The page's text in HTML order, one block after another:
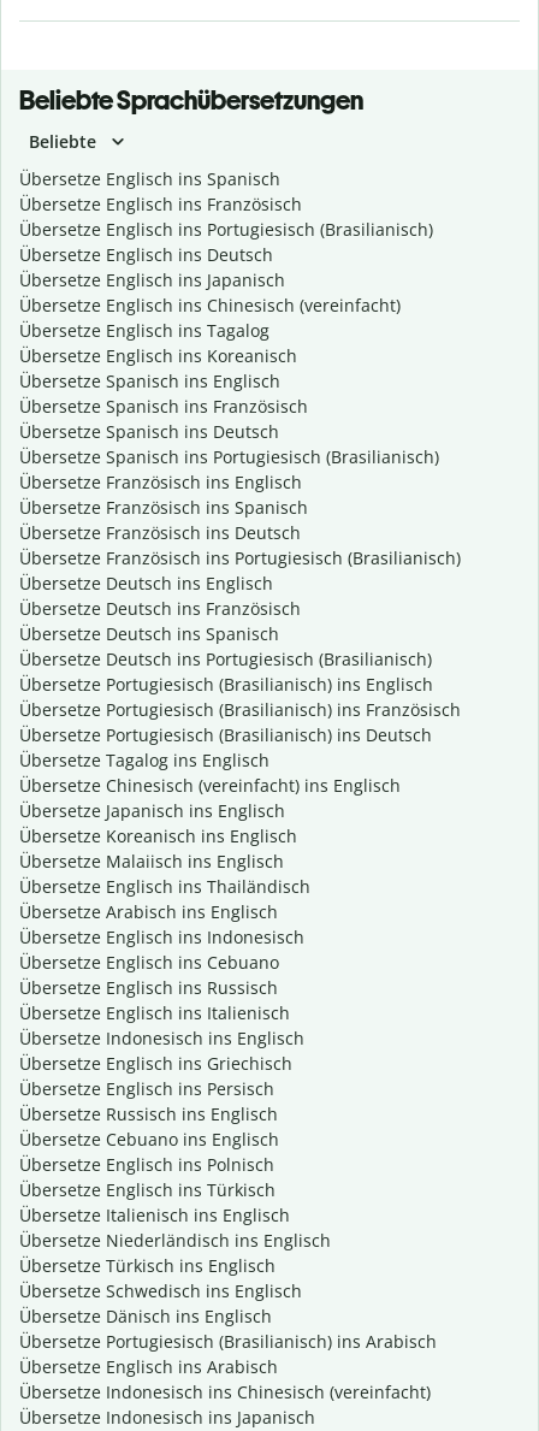
Beliebte Sprachübersetzungen
Beliebte
Übersetze Englisch ins Spanisch
Übersetze Englisch ins Französisch
Übersetze Englisch ins Portugiesisch (Brasilianisch)
Übersetze Englisch ins Deutsch
Übersetze Englisch ins Japanisch
Übersetze Englisch ins Chinesisch (vereinfacht)
Übersetze Englisch ins Tagalog
Übersetze Englisch ins Koreanisch
Übersetze Spanisch ins Englisch
Übersetze Spanisch ins Französisch
Übersetze Spanisch ins Deutsch
Übersetze Spanisch ins Portugiesisch (Brasilianisch)
Übersetze Französisch ins Englisch
Übersetze Französisch ins Spanisch
Übersetze Französisch ins Deutsch
Übersetze Französisch ins Portugiesisch (Brasilianisch)
Übersetze Deutsch ins Englisch
Übersetze Deutsch ins Französisch
Übersetze Deutsch ins Spanisch
Übersetze Deutsch ins Portugiesisch (Brasilianisch)
Übersetze Portugiesisch (Brasilianisch) ins Englisch
Übersetze Portugiesisch (Brasilianisch) ins Französisch
Übersetze Portugiesisch (Brasilianisch) ins Deutsch
Übersetze Tagalog ins Englisch
Übersetze Chinesisch (vereinfacht) ins Englisch
Übersetze Japanisch ins Englisch
Übersetze Koreanisch ins Englisch
Übersetze Malaiisch ins Englisch
Übersetze Englisch ins Thailändisch
Übersetze Arabisch ins Englisch
Übersetze Englisch ins Indonesisch
Übersetze Englisch ins Cebuano
Übersetze Englisch ins Russisch
Übersetze Englisch ins Italienisch
Übersetze Indonesisch ins Englisch
Übersetze Englisch ins Griechisch
Übersetze Englisch ins Persisch
Übersetze Russisch ins Englisch
Übersetze Cebuano ins Englisch
Übersetze Englisch ins Polnisch
Übersetze Englisch ins Türkisch
Übersetze Italienisch ins Englisch
Übersetze Niederländisch ins Englisch
Übersetze Türkisch ins Englisch
Übersetze Schwedisch ins Englisch
Übersetze Dänisch ins Englisch
Übersetze Portugiesisch (Brasilianisch) ins Arabisch
Übersetze Englisch ins Arabisch
Übersetze Indonesisch ins Chinesisch (vereinfacht)
Übersetze Indonesisch ins Japanisch